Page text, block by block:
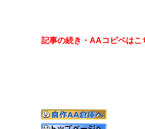
記事の続き・AAコピペはこ